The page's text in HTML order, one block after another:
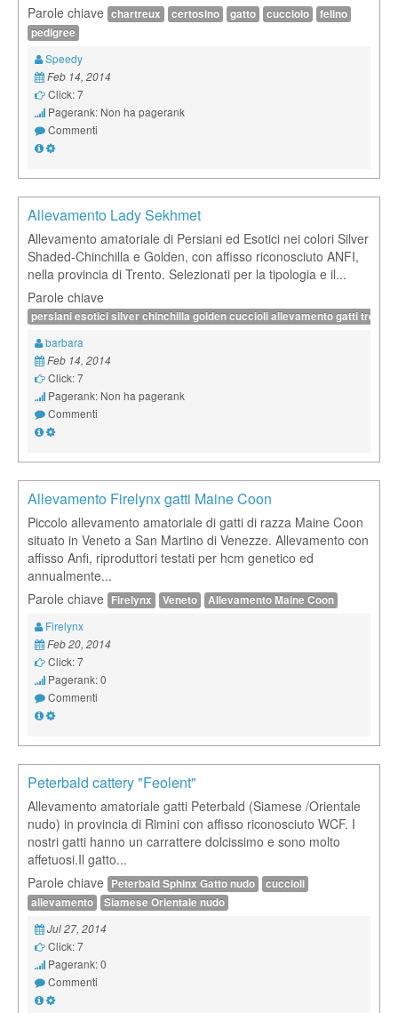
Parole chiave chartreux certosino gatto cucciolo
felino
pedigree
Speedy
Feb 14, 2014
Click: 7
Pagerank: Non ha pagerank
Commenti
Allevamento Lady Sekhmet
Allevamento amatoriale di Persiani ed Esotici nei colori Silver
Shaded-Chinchilla e Golden, con affisso riconosciuto ANFI,
nella provincia di Trento. Selezionati per la tipologia e il...
Parole chiave
persiani esotici silver chinchilla golden cuccioli allevamento gatti trento
barbara
Feb 14, 2014
Click: 7
Pagerank: Non ha pagerank
Commenti
Allevamento Firelynx gatti Maine Coon
Piccolo allevamento amatoriale di gatti di razza Maine Coon
situato in Veneto a San Martino di Venezze. Allevamento con
affisso Anfi, riproduttori testati per hcm genetico ed
annualmente...
Parole chiave Firelynx Veneto
Allevamento Maine Coon
Firelynx
Feb 20, 2014
Click: 7
Pagerank: 0
Commenti
Peterbald cattery "Feolent"
Allevamento amatoriale gatti Peterbald (Siamese /Orientale
nudo) in provincia di Rimini con affisso riconosciuto WCF. I
nostri gatti hanno un carrattere dolcissimo e sono molto
affetuosi.Il gatto...
Parole chiave Peterbald Sphinx Gatto nudo
cuccioli
allevamento
Siamese Orientale nudo
Jul 27, 2014
Click: 7
Pagerank: 0
Commenti